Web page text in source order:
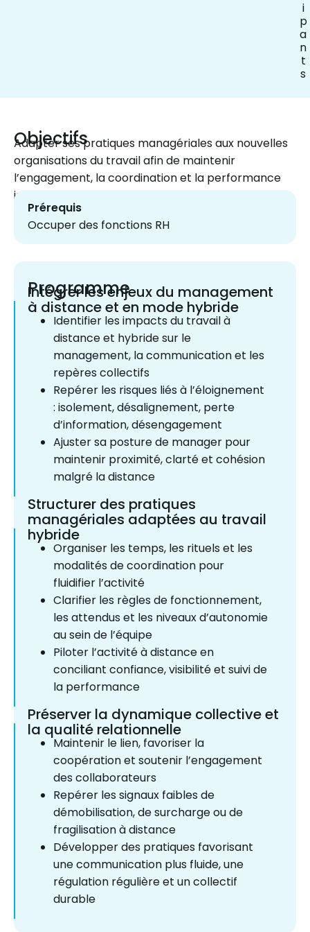
i
p
a
n
t
s
Objectifs
Adapter ses pratiques managériales aux nouvelles
organisations du travail afin de maintenir
l’engagement, la coordination et la performance
individuelle et collective à distance
Prérequis
Occuper des fonctions RH
Programme
Intégrer les enjeux du management
à distance et en mode hybride
Identifier les impacts du travail à
distance et hybride sur le
management, la communication et les
repères collectifs
Repérer les risques liés à l’éloignement
: isolement, désalignement, perte
d’information, désengagement
Ajuster sa posture de manager pour
maintenir proximité, clarté et cohésion
malgré la distance
Structurer des pratiques
managériales adaptées au travail
hybride
Organiser les temps, les rituels et les
modalités de coordination pour
fluidifier l’activité
Clarifier les règles de fonctionnement,
les attendus et les niveaux d’autonomie
au sein de l’équipe
Piloter l’activité à distance en
conciliant confiance, visibilité et suivi de
la performance
Préserver la dynamique collective et
la qualité relationnelle
Maintenir le lien, favoriser la
coopération et soutenir l’engagement
des collaborateurs
Repérer les signaux faibles de
démobilisation, de surcharge ou de
fragilisation à distance
Développer des pratiques favorisant
une communication plus fluide, une
régulation régulière et un collectif
durable